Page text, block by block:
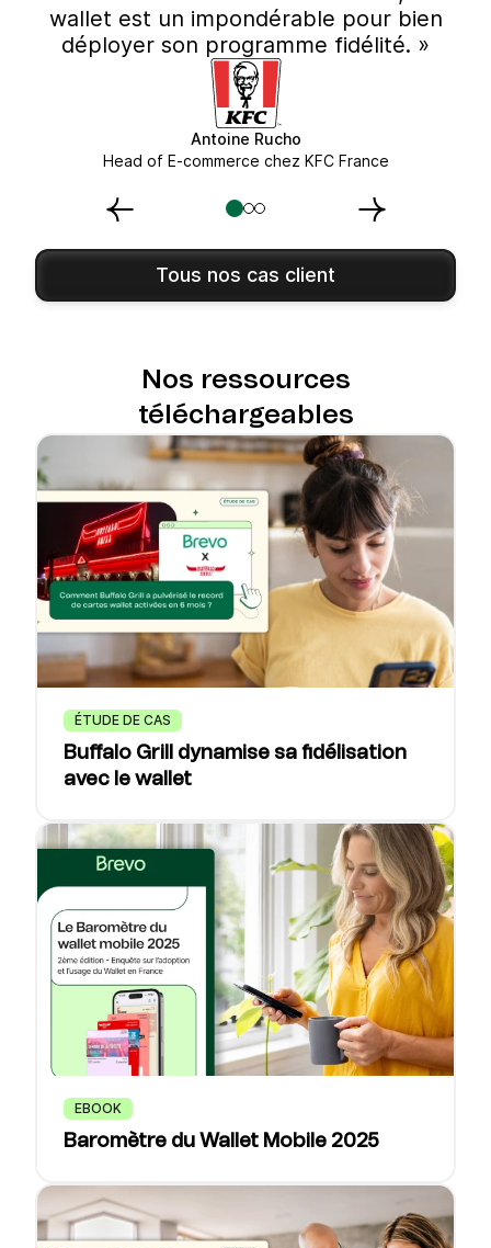
wallet est un impondérable pour bien
déployer son programme fidélité. »
Antoine Rucho
Head of E-commerce chez KFC France
Tous nos cas client
Nos ressources
téléchargeables
ÉTUDE DE CAS
Buffalo Grill dynamise sa fidélisation
avec le wallet
EBOOK
Baromètre du Wallet Mobile 2025